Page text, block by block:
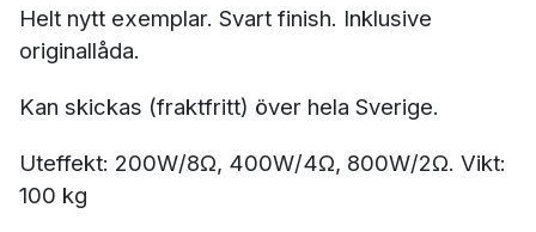
Helt nytt exemplar. Svart finish. Inklusive
originallåda.
Kan skickas (fraktfritt) över hela Sverige.
Uteffekt: 200W/8Ω, 400W/4Ω, 800W/2Ω. Vikt:
100 kg